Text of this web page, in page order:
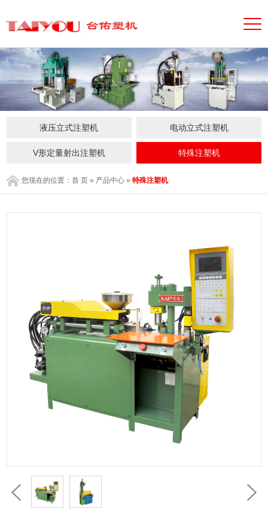
液压立式注塑机 电动立式注塑机
V形定量射出注塑机 特殊注塑机
您现在的位置：首 页 » 产品中心 »特殊注塑机